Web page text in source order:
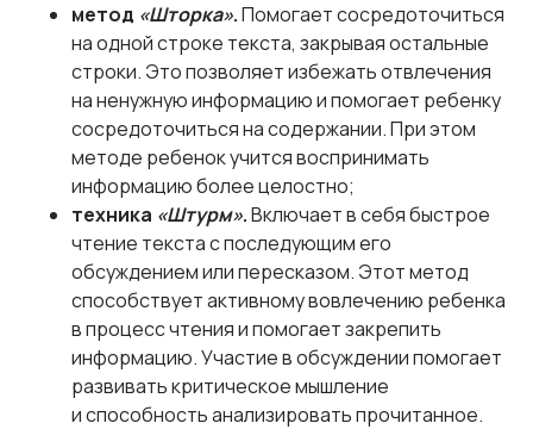
метод «Шторка».Помогает сосредоточиться
на одной строке текста, закрывая остальные
строки. Это позволяет избежать отвлечения
на ненужную информацию и помогает ребенку
сосредоточиться на содержании. При этом
методе ребенок учится воспринимать
информацию более целостно;
техника «Штурм».Включает в себя быстрое
чтение текста с последующим его
обсуждением или пересказом. Этот метод
способствует активному вовлечению ребенка
в процесс чтения и помогает закрепить
информацию. Участие в обсуждении помогает
развивать критическое мышление
и способность анализировать прочитанное.